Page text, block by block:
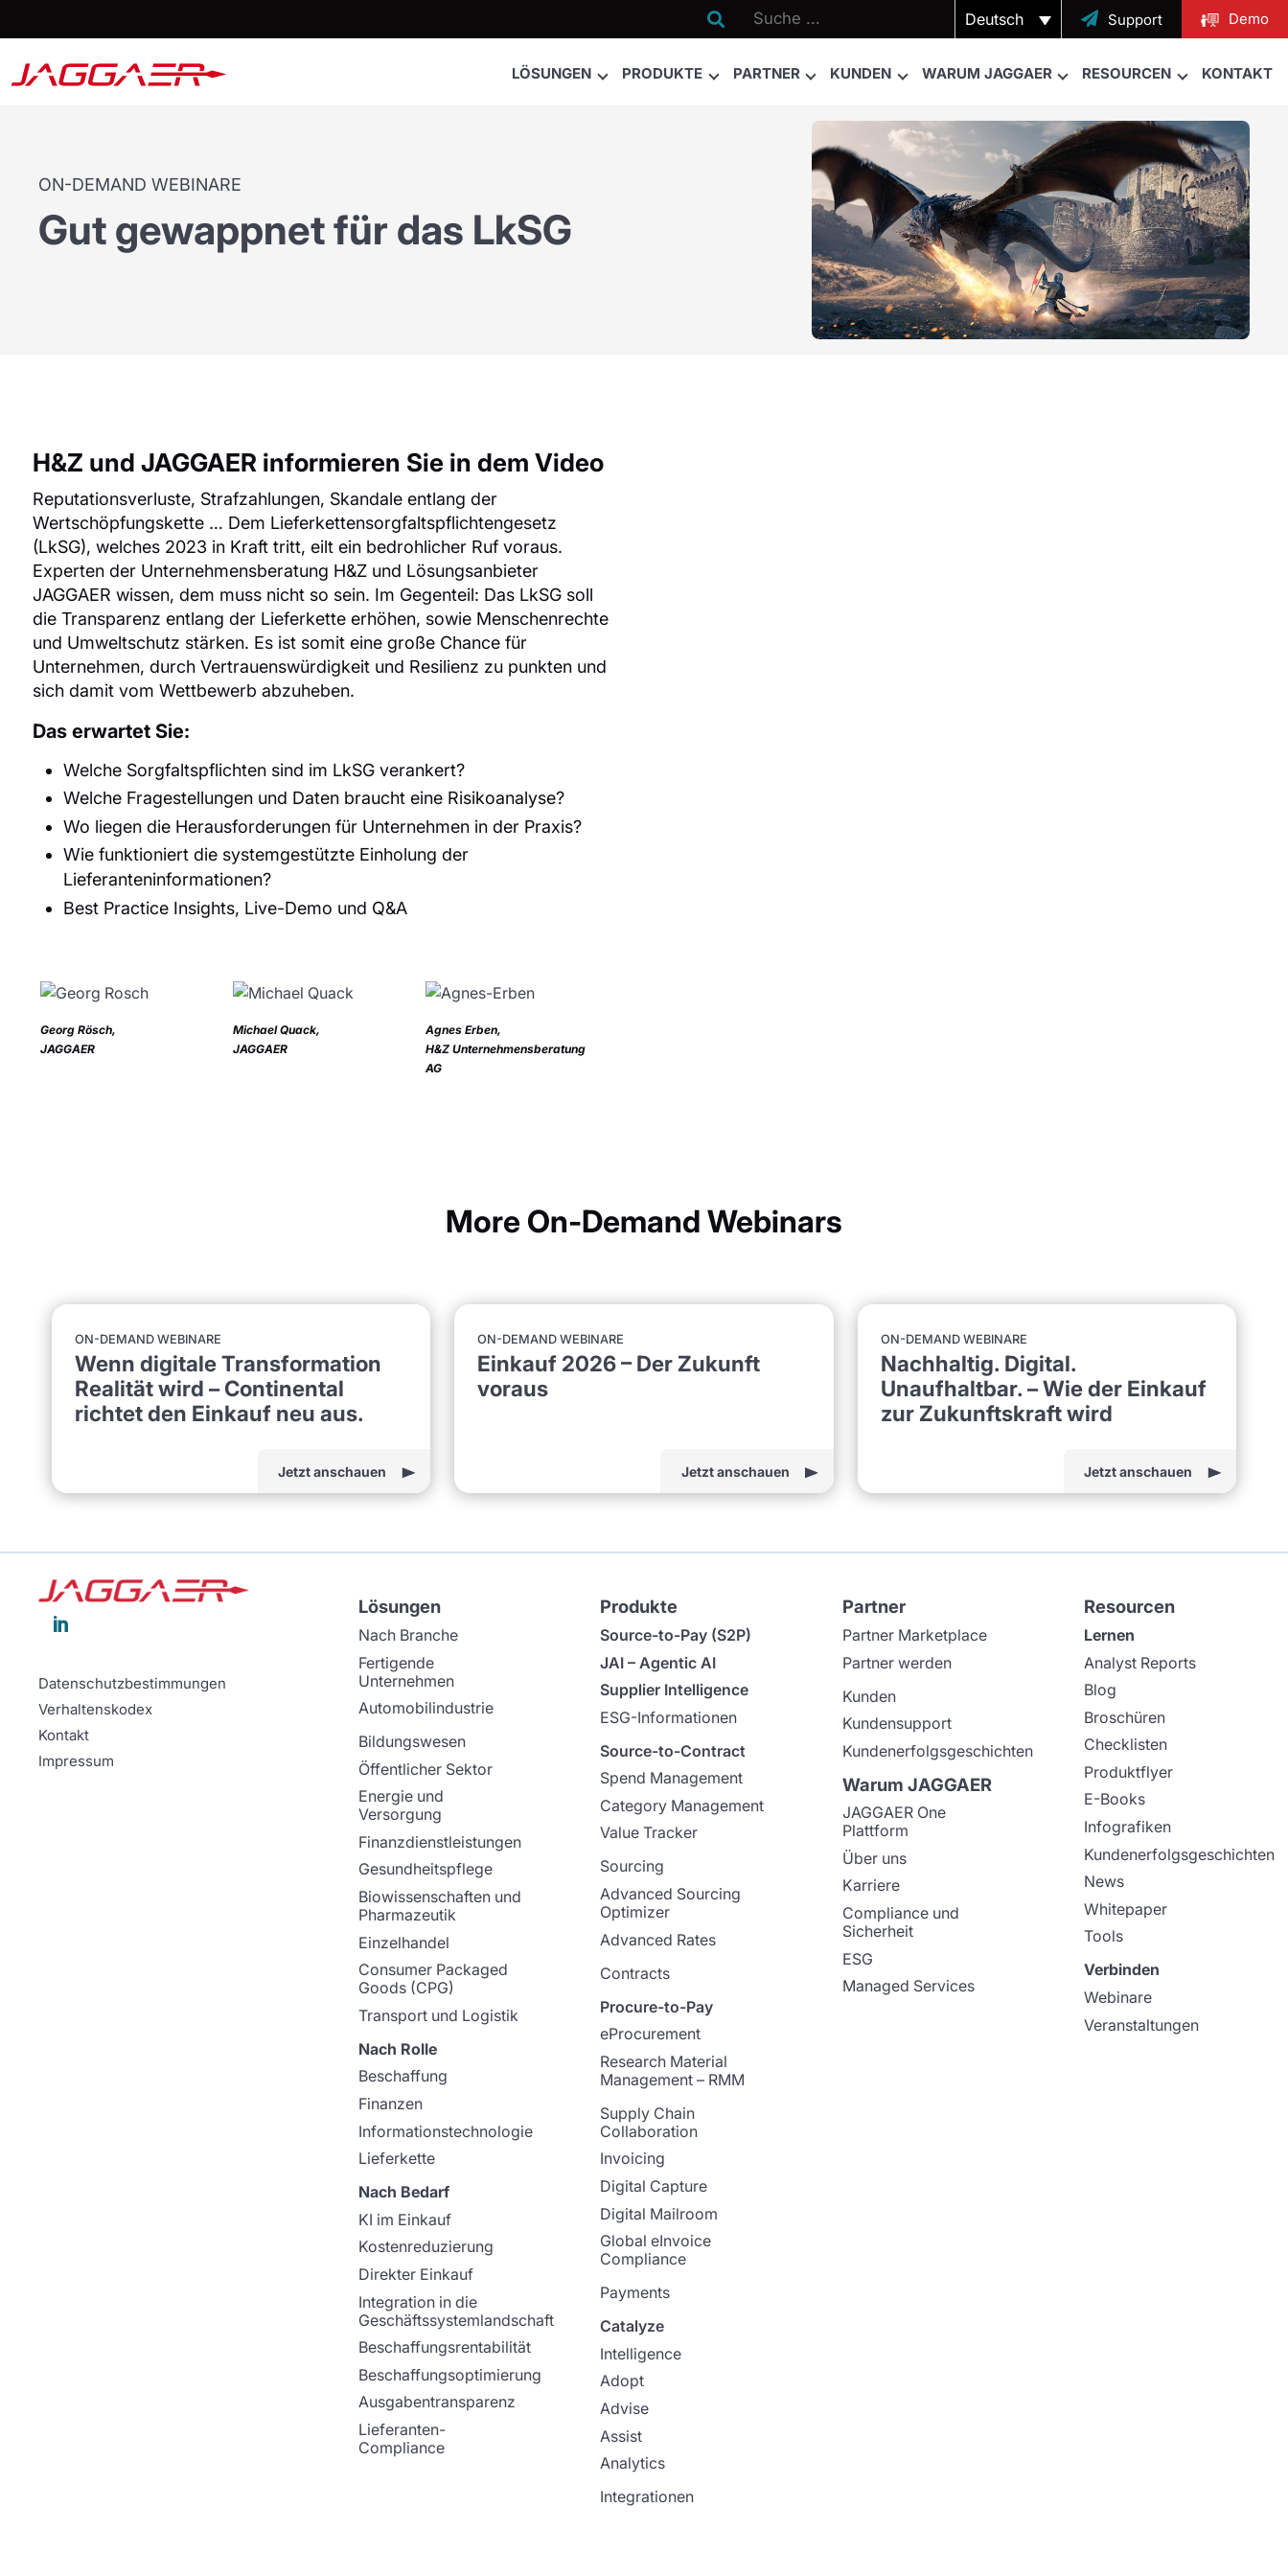
 Deutsch  Support Demo
LÖSUNGEN PRODUKTE PARTNER KUNDEN WARUM JAGGAER RESOURCEN KONTAKT
ON-DEMAND WEBINARE
Gut gewappnet für das LkSG
H&Z und JAGGAER informieren Sie in dem Video
Reputationsverluste, Strafzahlungen, Skandale entlang der
Wertschöpfungskette … Dem Lieferkettensorgfaltspflichtengesetz
(LkSG), welches 2023 in Kraft tritt, eilt ein bedrohlicher Ruf voraus.
Experten der Unternehmensberatung H&Z und Lösungsanbieter
JAGGAER wissen, dem muss nicht so sein. Im Gegenteil: Das LkSG soll
die Transparenz entlang der Lieferkette erhöhen, sowie Menschenrechte
und Umweltschutz stärken. Es ist somit eine große Chance für
Unternehmen, durch Vertrauenswürdigkeit und Resilienz zu punkten und
sich damit vom Wettbewerb abzuheben.
Das erwartet Sie:
Welche Sorgfaltspflichten sind im LkSG verankert?
Welche Fragestellungen und Daten braucht eine Risikoanalyse?
Wo liegen die Herausforderungen für Unternehmen in der Praxis?
Wie funktioniert die systemgestützte Einholung der
Lieferanteninformationen?
Best Practice Insights, Live-Demo und Q&A
Georg Rösch,
JAGGAER
Michael Quack,
JAGGAER
Agnes Erben,
H&Z Unternehmensberatung
AG
More On-Demand Webinars
ON-DEMAND WEBINARE
Wenn digitale Transformation
Realität wird – Continental
richtet den Einkauf neu aus.
Jetzt anschauen
ON-DEMAND WEBINARE
Einkauf 2026 – Der Zukunft
voraus
Jetzt anschauen
ON-DEMAND WEBINARE
Nachhaltig. Digital.
Unaufhaltbar. – Wie der Einkauf
zur Zukunftskraft wird
Jetzt anschauen

Datenschutzbestimmungen
Verhaltenskodex
Kontakt
Impressum
Lösungen
Nach Branche
Fertigende
Unternehmen
Automobilindustrie
Bildungswesen
Öffentlicher Sektor
Energie und
Versorgung
Finanzdienstleistungen
Gesundheitspflege
Biowissenschaften und
Pharmazeutik
Einzelhandel
Consumer Packaged
Goods (CPG)
Transport und Logistik
Nach Rolle
Beschaffung
Finanzen
Informationstechnologie
Lieferkette
Nach Bedarf
KI im Einkauf
Kostenreduzierung
Direkter Einkauf
Integration in die
Geschäftssystemlandschaft
Beschaffungsrentabilität
Beschaffungsoptimierung
Ausgabentransparenz
Lieferanten-
Compliance
Produkte
Source-to-Pay (S2P)
JAI – Agentic AI
Supplier Intelligence
ESG-Informationen
Source-to-Contract
Spend Management
Category Management
Value Tracker
Sourcing
Advanced Sourcing
Optimizer
Advanced Rates
Contracts
Procure-to-Pay
eProcurement
Research Material
Management – RMM
Supply Chain
Collaboration
Invoicing
Digital Capture
Digital Mailroom
Global eInvoice
Compliance
Payments
Catalyze
Intelligence
Adopt
Advise
Assist
Analytics
Integrationen
Partner
Partner Marketplace
Partner werden
Kunden
Kundensupport
Kundenerfolgsgeschichten
Warum JAGGAER
JAGGAER One
Plattform
Über uns
Karriere
Compliance und
Sicherheit
ESG
Managed Services
Resourcen
Lernen
Analyst Reports
Blog
Broschüren
Checklisten
Produktflyer
E-Books
Infografiken
Kundenerfolgsgeschichten
News
Whitepaper
Tools
Verbinden
Webinare
Veranstaltungen